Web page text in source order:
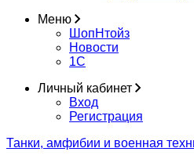
Меню
ШопНтойз
Новости
1C
Личный кабинет
Вход
Регистрация
Танки, амфибии и военная